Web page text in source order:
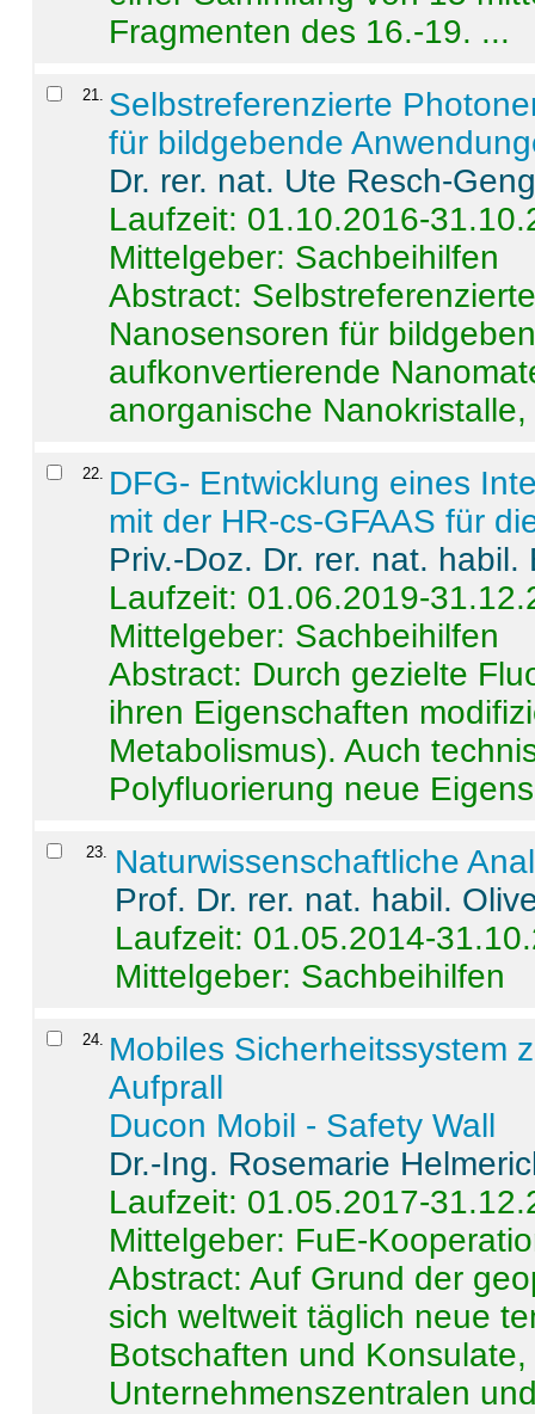
Fragmenten des 16.-19. ...
21
Selbstreferenzierte
für bildgebende
Dr. rer. nat. Ute Resch-
Laufzeit: 01.10.2016-
Mittelgeber: Sachbeihilfen
Abstract:
Nanosensoren für
aufkonvertierende
anorganische
22
DFG- Entwicklung eines
mit der HR-cs-GFAAS für
Priv.-Doz. Dr. rer. nat.
Laufzeit: 01.06.2019-
Mittelgeber: Sachbeihilfen
Abstract: Durch gezielte
ihren Eigenschaften
Metabolismus). Auch
Polyfluorierung neue
23. Naturwissenschaftliche
Prof. Dr. rer. nat. habil.
Laufzeit: 01.05.2014-
Mittelgeber: Sachbeihilfen
24. Mobiles Sicherheitssystem
Aufprall
Ducon Mobil - Safety Wall
Dr.-Ing. Rosemarie
Laufzeit: 01.05.2017-
Mittelgeber: FuE-
Abstract:Auf Grund der
sich weltweit täglich neue
Botschaften und
Unternehmenszentralen